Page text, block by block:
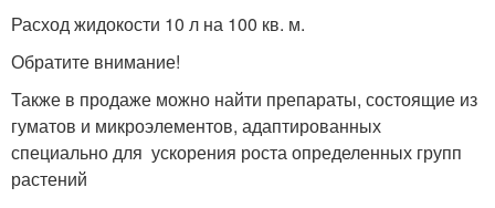
Расход жидокости 10 л на 100 кв. м.
Обратите внимание!
Также в продаже можно найти препараты, состоящие из
гуматов и микроэлементов, адаптированных
специально для ускорения роста определенных групп
растений